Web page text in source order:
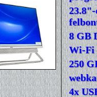
23.8"-
8 GB
Wi-Fi
250
4x